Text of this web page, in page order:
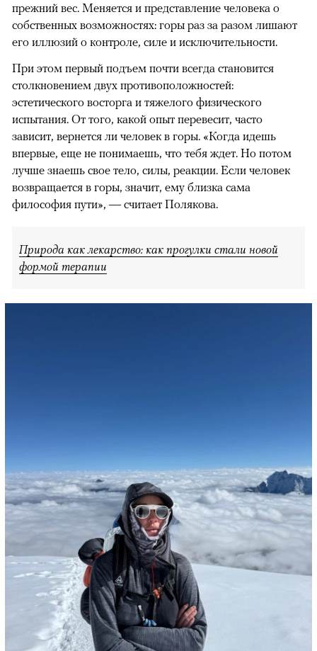
прежний вес. Меняется и представление человека о
собственных возможностях: горы раз за разом лишают
его иллюзий о контроле, силе и исключительности.
При этом первый подъем почти всегда становится
столкновением двух противоположностей:
эстетического восторга и тяжелого физического
испытания. От того, какой опыт перевесит, часто
зависит, вернется ли человек в горы. «Когда идешь
впервые, еще не понимаешь, что тебя ждет. Но потом
лучше знаешь свое тело, силы, реакции. Если человек
возвращается в горы, значит, ему близка сама
философия пути», — считает Полякова.
Природа как лекарство: как прогулки стали новой
формой терапии